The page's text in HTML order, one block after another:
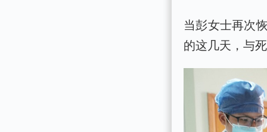
当彭女士再次
的这几天，与